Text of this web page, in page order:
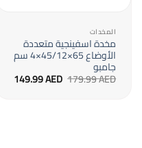
المخدات
مخدة اسفينجية متعددة
الأوضاع 65×45/12×4 سم
جامبو
179.99AED السعر
الأصلي149.99AED السعر